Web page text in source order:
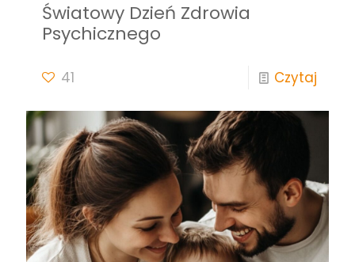
Światowy Dzień Zdrowia
Psychicznego
41 Czytaj